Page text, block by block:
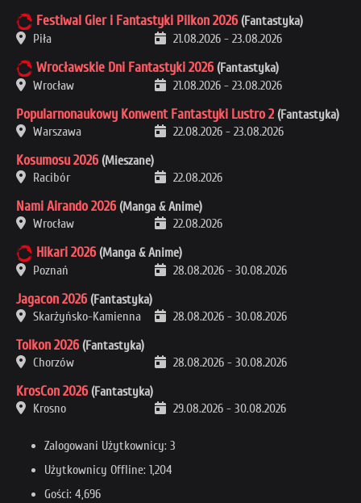
Festiwal Gier i Fantastyki Pilkon 2026 (Fantastyka)
Piła
21.08.2026 - 23.08.2026
Wrocławskie Dni Fantastyki 2026 (Fantastyka)
Wrocław
21.08.2026 - 23.08.2026
Popularnonaukowy Konwent Fantastyki Lustro 2 (Fantastyka)
Warszawa
22.08.2026 - 23.08.2026
Kosumosu 2026 (Mieszane)
Racibór
22.08.2026
Nami Airando 2026 (Manga & Anime)
Wrocław
22.08.2026
Hikari 2026 (Manga & Anime)
Poznań
28.08.2026 - 30.08.2026
Jagacon 2026 (Fantastyka)
Skarżyńsko-Kamienna
28.08.2026 - 30.08.2026
Tolkon 2026 (Fantastyka)
Chorzów
28.08.2026 - 30.08.2026
KrosCon 2026 (Fantastyka)
Krosno
29.08.2026 - 30.08.2026
Zalogowani Użytkownicy: 3
Użytkownicy Offline: 1,204
Gości: 4,696